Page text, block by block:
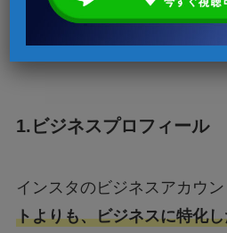
なため、詳細や活用す
ておきましょう。
1.ビジネスプロフィール
インスタのビジネスアカウン
トよりも、ビジネスに特化